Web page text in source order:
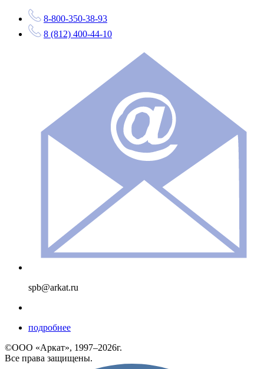
8-800-350-38-93
8 (812) 400-44-10
spb@arkat.ru
подробнее
©ООО «Аркат», 1997–2026г.
Все права защищены.